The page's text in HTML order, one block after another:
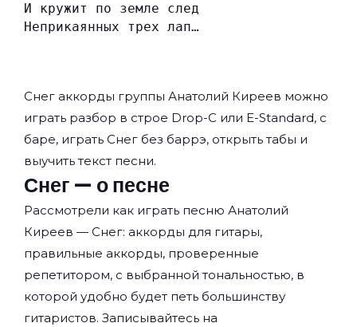
И кружит по земле след
Неприкаянных трех лап…
Снег аккорды группы Анатолий Киреев можно
играть разбор в строе Drop-C или E-Standard, с
баре, играть Снег без баррэ, открыть табы и
выучить текст песни.
Снег — о песне
Рассмотрели как играть песню Анатолий
Киреев — Снег: аккорды для гитары,
правильные аккорды, проверенные
репетитором, с выбранной тональностью, в
которой удобно будет петь большинству
гитаристов. Записывайтесь на